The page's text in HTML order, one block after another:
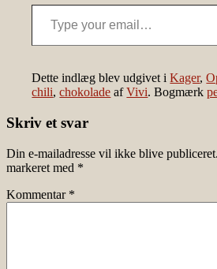
Type your email…
Dette indlæg blev udgivet iKager,
chili,chokolade afVivi. Bogmærk
Skriv et svar
Din e-mailadresse vil ikke blive publiceret.
markeret med *
Kommentar *